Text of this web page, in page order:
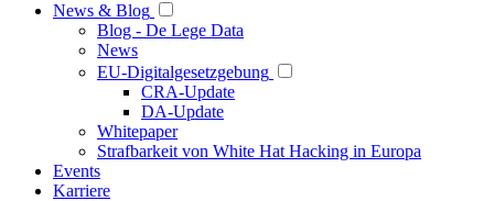
News & Blog
Blog - De Lege Data
News
EU-Digitalgesetzgebung
CRA-Update
DA-Update
Whitepaper
Strafbarkeit von White Hat Hacking in Europa
Events
Karriere